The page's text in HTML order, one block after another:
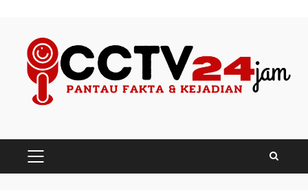
content
PRIMARY
MENU